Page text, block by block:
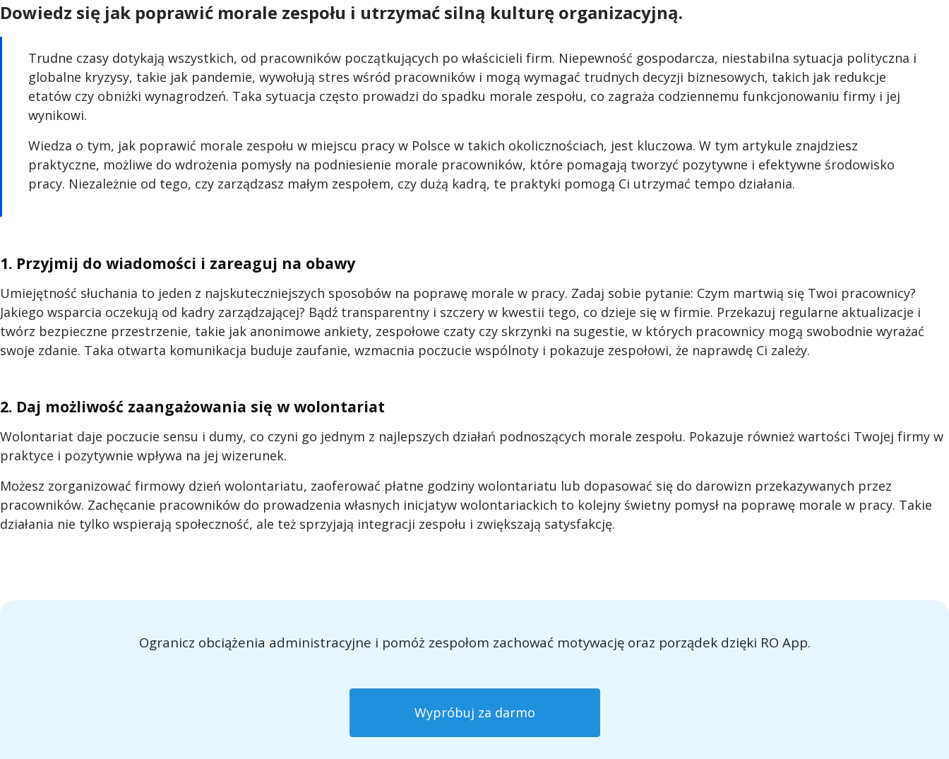
Dowiedz się jak poprawić morale zespołu i utrzymać silną kulturę organizacyjną.
Trudne czasy dotykają wszystkich, od pracowników początkujących po właścicieli firm. Niepewność gospodarcza, niestabilna sytuacja polityczna i
globalne kryzysy, takie jak pandemie, wywołują stres wśród pracowników i mogą wymagać trudnych decyzji biznesowych, takich jak redukcje
etatów czy obniżki wynagrodzeń. Taka sytuacja często prowadzi do spadku morale zespołu, co zagraża codziennemu funkcjonowaniu firmy i jej
wynikowi.
Wiedza o tym, jak poprawić morale zespołu w miejscu pracy w Polsce w takich okolicznościach, jest kluczowa. W tym artykule znajdziesz
praktyczne, możliwe do wdrożenia pomysły na podniesienie morale pracowników, które pomagają tworzyć pozytywne i efektywne środowisko
pracy. Niezależnie od tego, czy zarządzasz małym zespołem, czy dużą kadrą, te praktyki pomogą Ci utrzymać tempo działania.
1. Przyjmij do wiadomości i zareaguj na obawy
Umiejętność słuchania to jeden z najskuteczniejszych sposobów na poprawę morale w pracy. Zadaj sobie pytanie: Czym martwią się Twoi pracownicy?
Jakiego wsparcia oczekują od kadry zarządzającej? Bądź transparentny i szczery w kwestii tego, co dzieje się w firmie. Przekazuj regularne aktualizacje i
twórz bezpieczne przestrzenie, takie jak anonimowe ankiety, zespołowe czaty czy skrzynki na sugestie, w których pracownicy mogą swobodnie wyrażać
swoje zdanie. Taka otwarta komunikacja buduje zaufanie, wzmacnia poczucie wspólnoty i pokazuje zespołowi, że naprawdę Ci zależy.
2. Daj możliwość zaangażowania się w wolontariat
Wolontariat daje poczucie sensu i dumy, co czyni go jednym z najlepszych działań podnoszących morale zespołu. Pokazuje również wartości Twojej firmy w
praktyce i pozytywnie wpływa na jej wizerunek.
Możesz zorganizować firmowy dzień wolontariatu, zaoferować płatne godziny wolontariatu lub dopasować się do darowizn przekazywanych przez
pracowników. Zachęcanie pracowników do prowadzenia własnych inicjatyw wolontariackich to kolejny świetny pomysł na poprawę morale w pracy. Takie
działania nie tylko wspierają społeczność, ale też sprzyjają integracji zespołu i zwiększają satysfakcję.
Ogranicz obciążenia administracyjne i pomóż zespołom zachować motywację oraz porządek dzięki RO App.
Wypróbuj za darmo